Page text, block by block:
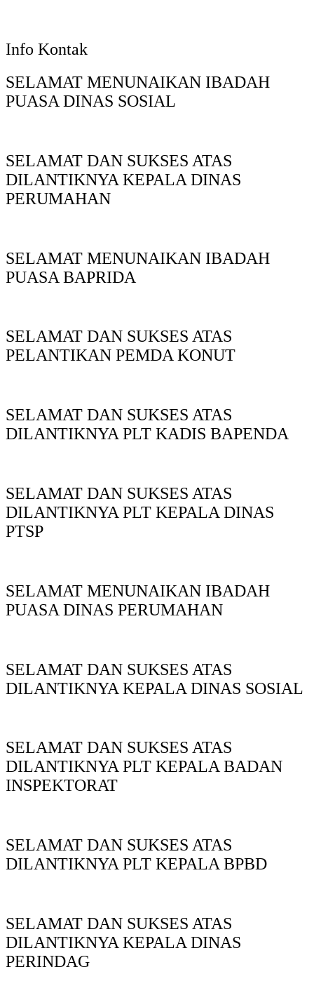
Info Kontak
SELAMAT MENUNAIKAN IBADAH
PUASA DINAS SOSIAL
SELAMAT DAN SUKSES ATAS
DILANTIKNYA KEPALA DINAS
PERUMAHAN
SELAMAT MENUNAIKAN IBADAH
PUASA BAPRIDA
SELAMAT DAN SUKSES ATAS
PELANTIKAN PEMDA KONUT
SELAMAT DAN SUKSES ATAS
DILANTIKNYA PLT KADIS BAPENDA
SELAMAT DAN SUKSES ATAS
DILANTIKNYA PLT KEPALA DINAS
PTSP
SELAMAT MENUNAIKAN IBADAH
PUASA DINAS PERUMAHAN
SELAMAT DAN SUKSES ATAS
DILANTIKNYA KEPALA DINAS SOSIAL
SELAMAT DAN SUKSES ATAS
DILANTIKNYA PLT KEPALA BADAN
INSPEKTORAT
SELAMAT DAN SUKSES ATAS
DILANTIKNYA PLT KEPALA BPBD
SELAMAT DAN SUKSES ATAS
DILANTIKNYA KEPALA DINAS
PERINDAG